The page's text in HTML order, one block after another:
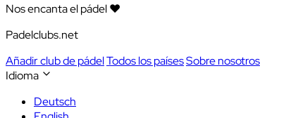
Nos encanta el pádel ❤️
Padelclubs.net
Añadir club de pádelTodos los paísesSobre nosotros
Idioma
Deutsch